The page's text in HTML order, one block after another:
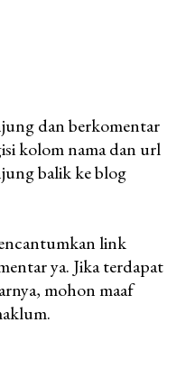
dan berkomentar
kolom nama dan url
balik ke blog
link
ya. Jika terdapat
mohon maaf